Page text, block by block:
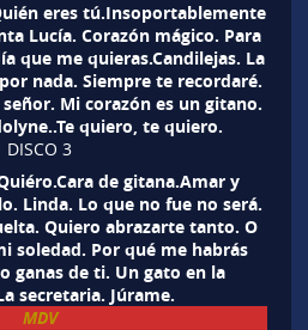
eres tú.Insoportablemente
Lucía. Corazón mágico. Para
que me quieras.Candilejas. La
nada. Siempre te recordaré.
Mi corazón es un gitano.
quiero, te quiero.
DISCO 3
de gitana.Amar y
Linda. Lo que no fue no será.
Quiero abrazarte tanto. O
soledad. Por qué me habrás
ganas de ti. Un gato en la
secretaria. Júrame.
MDV